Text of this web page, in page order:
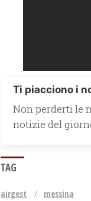
Ti piacciono i
Non perderti le
notizie del
TAG
airgest messina